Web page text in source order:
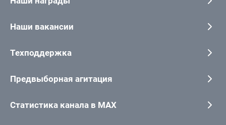
Наши вакансии
Техподдержка
Предвыборная агитация
Статистика канала в MAX